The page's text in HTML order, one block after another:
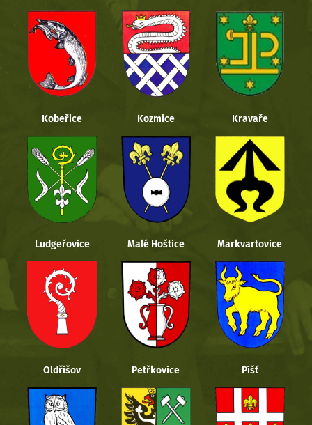
Kobeřice Kozmice Kravaře
Ludgeřovice Malé Hoštice Markvartovice
Oldřišov Petřkovice Píšť